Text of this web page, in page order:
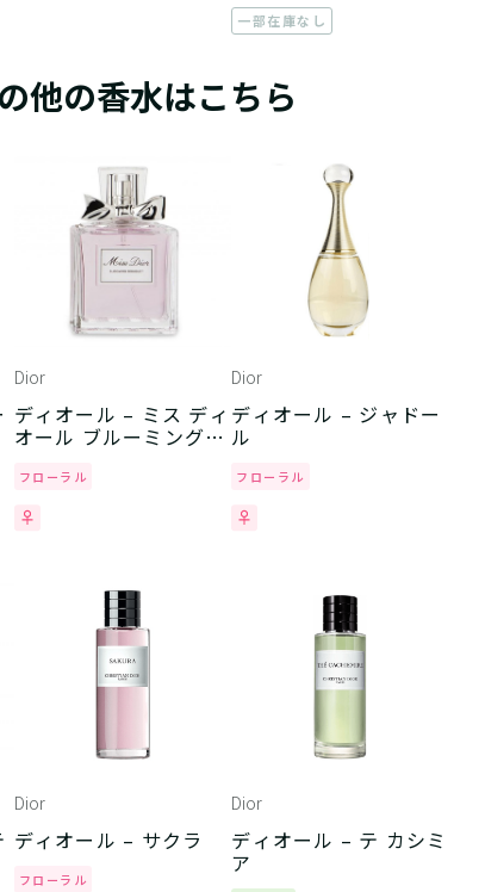
一部在庫なし
他の香水はこちら
Dior
ディオール – ミス ディ
オール ブルーミング
フローラル
Dior
ディオール – ジャドー
ル
フローラル
Dior
ディオール – サクラ
フローラル
Dior
ディオール – テ カシミ
ア